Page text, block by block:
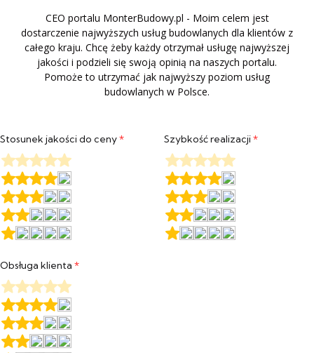
CEO portalu MonterBudowy.pl - Moim celem jest
dostarczenie najwyższych usług budowlanych dla klientów z
całego kraju. Chcę żeby każdy otrzymał usługę najwyższej
jakości i podzieli się swoją opinią na naszych portalu.
Pomoże to utrzymać jak najwyższy poziom usług
budowlanych w Polsce.
Stosunek jakości do ceny* Szybkość realizacji*
Obsługa klienta *